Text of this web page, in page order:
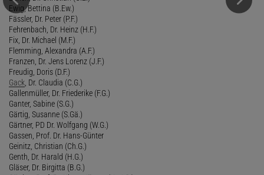
Ewig, Bettina (B.Ew.)
Fässler, Dr. Peter (P.F.)
Fehrenbach, Dr. Heinz (H.F.)
Fix, Dr. Michael (M.F.)
Flemming, Alexandra (A.F.)
Franzen, Dr. Jens Lorenz (J.F.)
Freudig, Doris (D.F.)
Gack , Dr. Claudia (C.G.)
Gallenmüller, Dr. Friederike (F.G.)
Ganter, Sabine (S.G.)
Gärtig, Susanne (S.Gä.)
Gärtner, PD Dr. Wolfgang (W.G.)
Gassen, Prof. Dr. Hans-Günter
Geinitz, Christian (Ch.G.)
Genth, Dr. Harald (H.G.)
Gläser, Dr. Birgitta (B.G.)